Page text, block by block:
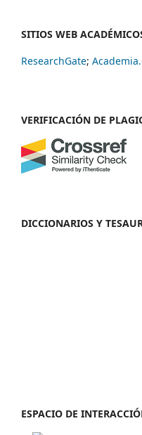
SITIOS WEB
ResearchGate;
VERIFICACIÓN DE
DICCIONARIOS Y
ESPACIO DE